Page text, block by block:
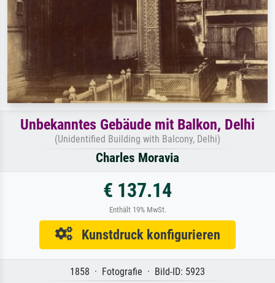
Unbekanntes Gebäude mit Balkon, Delhi
(Unidentified Building with Balcony, Delhi)
Charles Moravia
€ 137.14
Enthält 19% MwSt.
Kunstdruck konfigurieren
1858 · Fotografie · Bild-ID: 5923